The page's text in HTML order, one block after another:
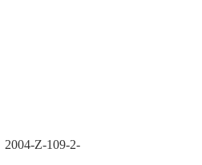
2004-Z-109-2-